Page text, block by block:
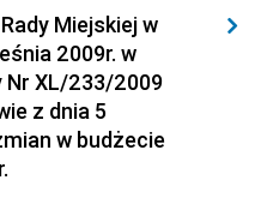
Inwestycji i Rozwoju
Dyrektora Archiwów
Finansów, Inwestycji i
Miejskiej w
2009r. w
Nr XL/233/2009
z dnia 5
w budżecie